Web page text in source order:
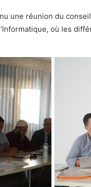
une réunion du
où les